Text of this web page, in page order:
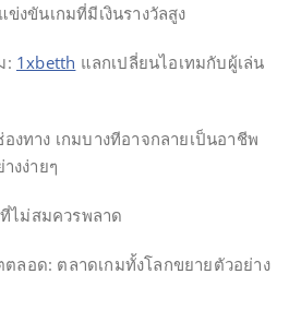
งขันเกมที่มีเงินรางวัลสูง
: 1xbetth แลกเปลี่ยนไอเทมกับผู้เล่น
ทาง เกมบางทีอาจกลายเป็นอาชีพ
งง่ายๆ
ที่ไม่สมควรพลาด
ตลอด: ตลาดเกมทั้งโลกขยายตัวอย่าง